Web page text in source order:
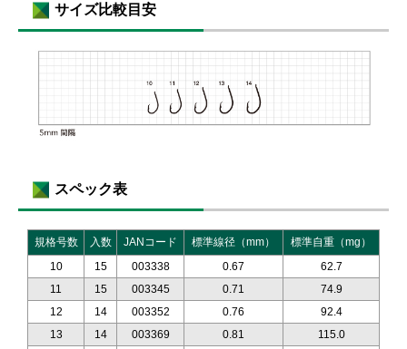
サイズ比較目安
スペック表
規格号数 入数 JANコード 標準線径（mm）
標準自重（mg）
10
15 003338 0.67
62.7
11
15 003345 0.71
74.9
12
14 003352 0.76
92.4
13
14 003369 0.81
115.0